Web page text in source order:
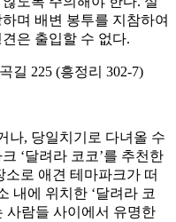
며 배변 봉투를 지참하여
은 출입할 수 없다.
길 225 (흥정리 302-7)
나, 당일치기로 다녀올 수
‘달려라 코코’를 추천한
로 애견 테마파크가 떠
내에 위치한 ‘달려라 코
사람들 사이에서 유명한